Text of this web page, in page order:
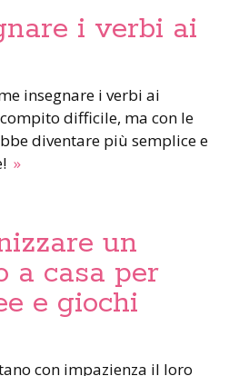
i verbi ai
difficile, ma con le
diventare più semplice e
»
un
a casa per
e giochi